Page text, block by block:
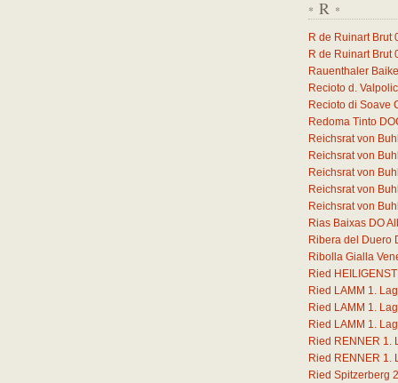
* R *
R de Ruinart Brut
R de Ruinart Brut
Rauenthaler
Recioto d.
Recioto di Soave
Redoma Tinto
Reichsrat von
Reichsrat von
Reichsrat von
Reichsrat von
Reichsrat von
Rias Baixas DO
Ribera del Duero
Ribolla Gialla
Ried
Ried LAMM 1.
Ried LAMM 1.
Ried LAMM 1.
Ried RENNER 1.
Ried RENNER 1.
Ried Spitzerberg